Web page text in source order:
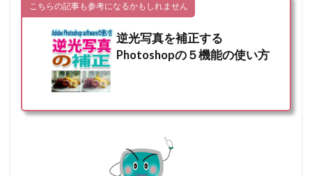
こちらの記事も参考になるかもしれません
逆光写真を補正する
Photoshopの５機能の使い方